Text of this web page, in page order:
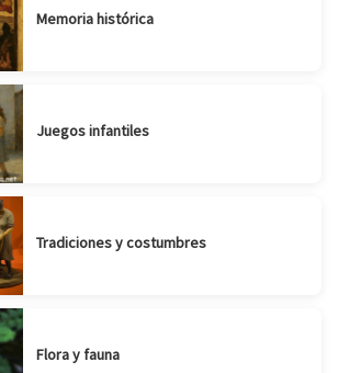
Memoria histórica
Juegos infantiles
Tradiciones y costumbres
Flora y fauna